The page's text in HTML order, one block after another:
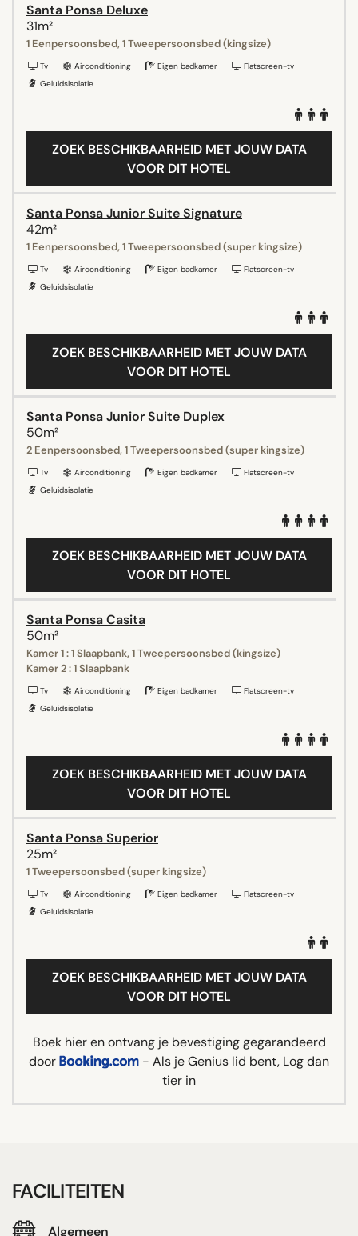
Santa Ponsa Deluxe
31m²
1 Eenpersoonsbed, 1 Tweepersoonsbed (kingsize)
Tv Airconditioning Eigen badkamer
Flatscreen-tv
Geluidsisolatie
ZOEK BESCHIKBAARHEID MET JOUW DATA
VOOR DIT HOTEL
Santa Ponsa Junior Suite Signature
42m²
1 Eenpersoonsbed, 1 Tweepersoonsbed (super kingsize)
Tv Airconditioning Eigen badkamer
Flatscreen-tv
Geluidsisolatie
ZOEK BESCHIKBAARHEID MET JOUW DATA
VOOR DIT HOTEL
Santa Ponsa Junior Suite Duplex
50m²
2 Eenpersoonsbed, 1 Tweepersoonsbed (super kingsize)
Tv Airconditioning Eigen badkamer
Flatscreen-tv
Geluidsisolatie
ZOEK BESCHIKBAARHEID MET JOUW DATA
VOOR DIT HOTEL
Santa Ponsa Casita
50m²
Kamer 1 : 1 Slaapbank, 1 Tweepersoonsbed (kingsize)
Kamer 2 : 1 Slaapbank
Tv Airconditioning Eigen badkamer
Flatscreen-tv
Geluidsisolatie
ZOEK BESCHIKBAARHEID MET JOUW DATA
VOOR DIT HOTEL
Santa Ponsa Superior
25m²
1 Tweepersoonsbed (super kingsize)
Tv Airconditioning Eigen badkamer
Flatscreen-tv
Geluidsisolatie
ZOEK BESCHIKBAARHEID MET JOUW DATA
VOOR DIT HOTEL
Boek hier en ontvang je bevestiging gegarandeerd
door
- Als je Genius lid bent, Log dan
tier in
FACILITEITEN
Algemeen